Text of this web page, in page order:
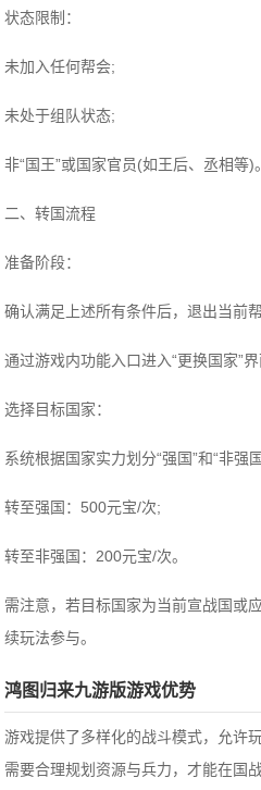
‌状态限制‌：
未加入任何帮会;
未处于组队状态;
非“国王”或国家官员(如王后、丞相等)‌。
二、转国流程
‌准备阶段‌：
确认满足上述所有条件后，退出当前
通过游戏内功能入口进入“更换国家”界
‌选择目标国家‌：
系统根据国家实力划分“强国”和“非强
转至强国：500元宝/次;
转至非强国：200元宝/次‌。
需注意，若目标国家为当前宣战国或
续玩法参与‌。
鸿图归来九游版游戏优势
游戏提供了多样化的战斗模式，允许
需要合理规划资源与兵力，才能在国